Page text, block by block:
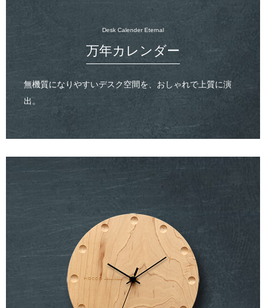
Desk Calender Eternal
万年カレンダー
無機質になりやすいデスク空間を、おしゃれで上質に演
出。